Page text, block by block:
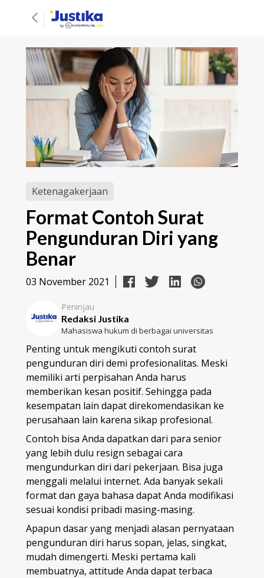
Ketenagakerjaan
Format Contoh Surat
Pengunduran Diri yang
Benar
03 November 2021
Peninjau
Redaksi Justika
Mahasiswa hukum di berbagai universitas
Penting untuk mengikuti contoh surat
pengunduran diri demi profesionalitas. Meski
memiliki arti perpisahan Anda harus
memberikan kesan positif. Sehingga pada
kesempatan lain dapat direkomendasikan ke
perusahaan lain karena sikap profesional.
Contoh bisa Anda dapatkan dari para senior
yang lebih dulu resign sebagai cara
mengundurkan diri dari pekerjaan. Bisa juga
menggali melalui internet. Ada banyak sekali
format dan gaya bahasa dapat Anda modifikasi
sesuai kondisi pribadi masing-masing.
Apapun dasar yang menjadi alasan pernyataan
pengunduran diri harus sopan, jelas, singkat,
mudah dimengerti. Meski pertama kali
membuatnya, attitude Anda dapat terbaca